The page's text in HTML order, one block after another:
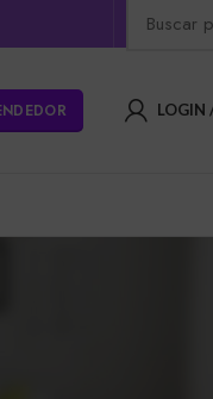
LOGIN